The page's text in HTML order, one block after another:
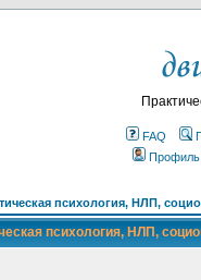
FAQ
Профиль
психология, НЛП,
психология, НЛП,